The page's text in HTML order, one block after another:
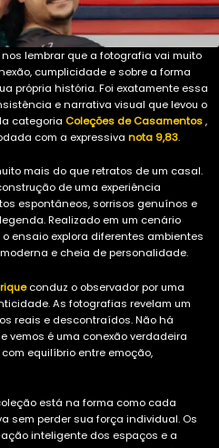
lembrar que a fotografia vai muito
cumplicidade e sobre a forma
própria história. Foi exatamente essa
e narrativa visual que levou o
categoria Coleções de Casamentos,
com a expressiva nota 9,83.
mais do que retratos de um casal.
de uma experiência
espontâneos, sorrisos genuínos e
Realizado em um cenário
ensaio explora diferentes ambientes
e cheia de personalidade.
conduz o observador por uma
As fotografias revelam um
reais e descontraídos. Não há
vemos é uma conexão verdadeira
equilíbrio entre emoção,
está na forma como cada
sem perder sua força individual. Os
inteligente dos espaços e a